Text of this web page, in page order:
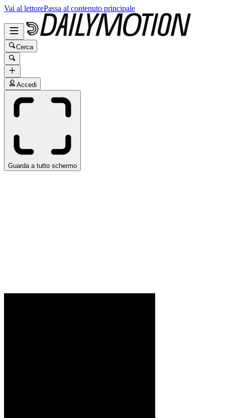
Vai al lettorePassa al contenuto principale
Cerca
Accedi
Guarda a tutto schermo